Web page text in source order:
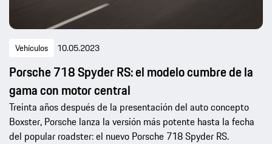
Vehículos 10.05.2023
Porsche 718 Spyder RS: el modelo cumbre de la
gama con motor central
Treinta años después de la presentación del auto concepto
Boxster, Porsche lanza la versión más potente hasta la fecha
del popular roadster: el nuevo Porsche 718 Spyder RS.